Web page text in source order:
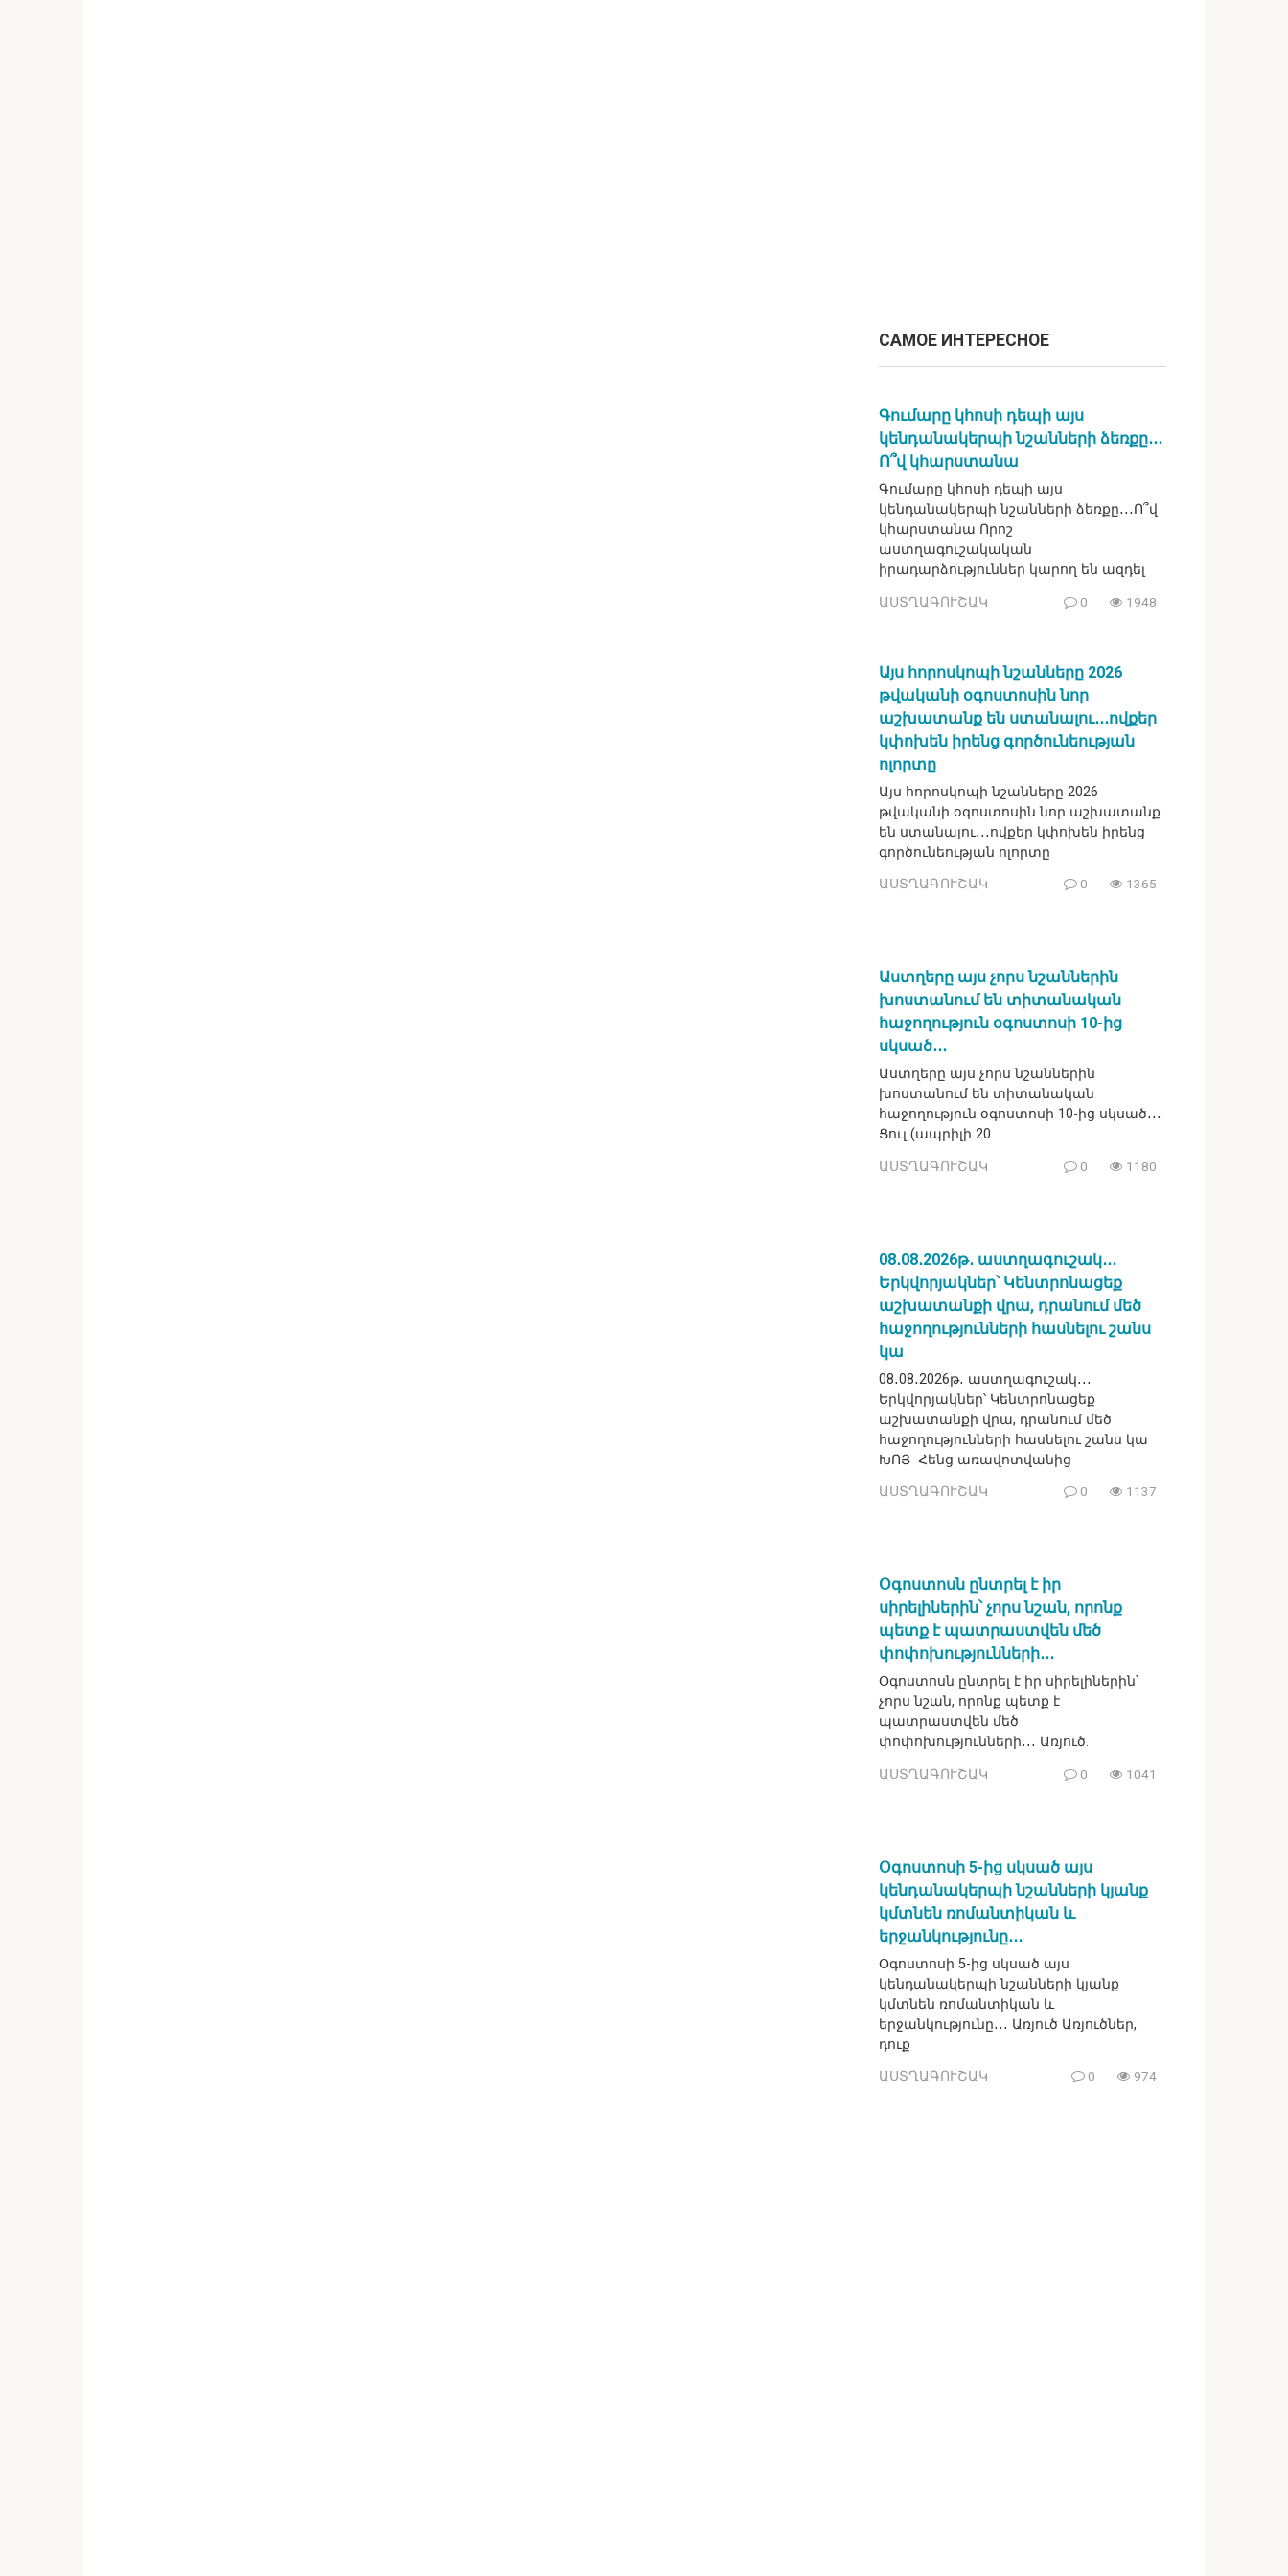
САМОЕ ИНТЕРЕСНОЕ
Գումարը կհոսի դեպի այս
կենդանակերպի նշանների ձեռքը․․․
Ո՞վ կհարստանա
Գումարը կհոսի դեպի այս
կենդանակերպի նշանների ձեռքը․․․Ո՞վ
կհարստանա Որոշ
աստղագուշակական
իրադարձություններ կարող են ազդել
ԱՍՏՂԱԳՈՒՇԱԿ 0 1948
Այս հորոսկոպի նշանները 2026
թվականի օգոստոսին նոր
աշխատանք են ստանալու․․․ովքեր
կփոխեն իրենց գործունեության
ոլորտը
Այս հորոսկոպի նշանները 2026
թվականի օգոստոսին նոր աշխատանք
են ստանալու․․․ովքեր կփոխեն իրենց
գործունեության ոլորտը
ԱՍՏՂԱԳՈՒՇԱԿ 0 1365
Աստղերը այս չորս նշաններին
խոստանում են տիտանական
հաջողություն օգոստոսի 10-ից
սկսած․․․
Աստղերը այս չորս նշաններին
խոստանում են տիտանական
հաջողություն օգոստոսի 10-ից սկսած․․․
Ցուլ (ապրիլի 20
ԱՍՏՂԱԳՈՒՇԱԿ 0 1180
08․08․2026թ․ աստղագուշակ․․․
Երկվորյակներ՝ Կենտրոնացեք
աշխատանքի վրա, դրանում մեծ
հաջողությունների հասնելու շանս
կա
08․08․2026թ․ աստղագուշակ․․․
Երկվորյակներ՝ Կենտրոնացեք
աշխատանքի վրա, դրանում մեծ
հաջողությունների հասնելու շանս կա
ԽՈՅ Հենց առավոտվանից
ԱՍՏՂԱԳՈՒՇԱԿ 0 1137
Օգոստոսն ընտրել է իր
սիրելիներին՝ չորս նշան, որոնք
պետք է պատրաստվեն մեծ
փոփոխությունների․․․
Օգոստոսն ընտրել է իր սիրելիներին՝
չորս նշան, որոնք պետք է
պատրաստվեն մեծ
փոփոխությունների․․․ Առյուծ.
ԱՍՏՂԱԳՈՒՇԱԿ 0 1041
Օգոստոսի 5-ից սկսած այս
կենդանակերպի նշանների կյանք
կմտնեն ռոմանտիկան և
երջանկությունը․․․
Օգոստոսի 5-ից սկսած այս
կենդանակերպի նշանների կյանք
կմտնեն ռոմանտիկան և
երջանկությունը․․․ Առյուծ Առյուծներ,
դուք
ԱՍՏՂԱԳՈՒՇԱԿ 0 974